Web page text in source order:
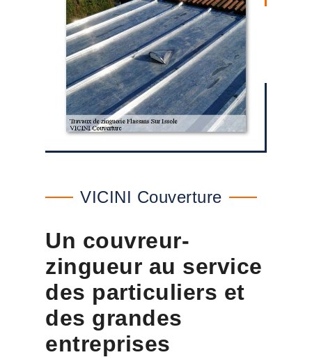
VICINI Couverture
Un couvreur-
zingueur au service
des particuliers et
des grandes
entreprises